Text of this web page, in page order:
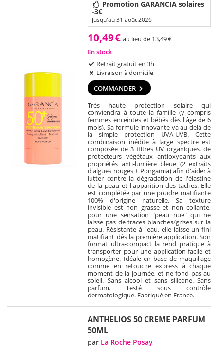
Promotion GARANCIA solaires
-3€
jusqu'au 31 août 2026
10,49€ au lieu de13,49€
En stock
Retrait gratuit en 3h
Livraison à domicile
COMMANDER
Très haute protection solaire qui
conviendra à toute la famille (y compris
femmes enceintes et bébés dès l'âge de 6
mois). Sa formule innovante va au-delà de
la simple protection UVA-UVB. Cette
combinaison inédite à large spectre est
composée de 3 filtres UV organiques, de
protecteurs végétaux antioxydants aux
propriétés anti-lumière bleue (2 extraits
d'algues rouges + Pongamia) afin d'aider à
lutter contre la dégradation de l'élastine
de la peau et l'apparition des taches. Elle
est complétée par une poudre matifiante
100% d'origine naturelle. Sa texture
invisible est non grasse et non collante,
pour une sensation "peau nue" qui ne
laisse pas de traces blanches/grises sur la
peau. Résistante à l'eau, elle laisse un fini
matifiant dès la première application. Son
format ultra-compact la rend pratique à
transporter pour une application facile et
homogène. Idéale en base de maquillage
comme en retouche express à chaque
moment de la journée, et ne fond pas au
soleil. Sans alcool et sans silicone. Sans
parfum. Testé sous contrôle
dermatologique. Fabriqué en France.
ANTHELIOS 50 CREME PARFUM
50ML
par La Roche Posay